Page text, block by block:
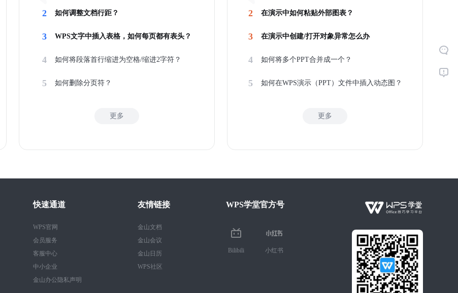
2 如何调整文档行距？
3 WPS文字中插入表格，如何每页都有表头？
4 如何将段落首行缩进为空格/缩进2字符？
5 如何删除分页符？
更多
2 在演示中如何粘贴外部图表？
3 在演示中创建/打开对象异常怎么办
4 如何将多个PPT合并成一个？
5 如何在WPS演示（PPT）文件中插入动态图？
更多
快速通道
WPS官网
会员服务
客服中心
中小企业
金山办公隐私声明
友情链接
金山文档
金山会议
金山日历
WPS社区
WPS学堂官方号
Bilibili 小红书